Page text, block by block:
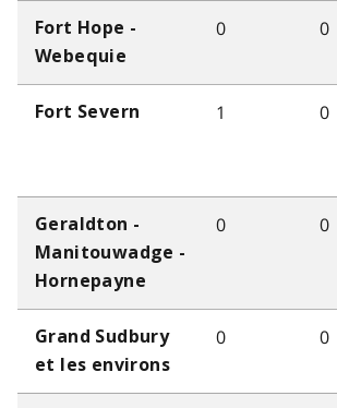
Fort Hope -
Webequie
0 0
Fort Severn 1 0
Geraldton -
Manitouwadge -
Hornepayne
0 0
Grand Sudbury
et les environs
0 0